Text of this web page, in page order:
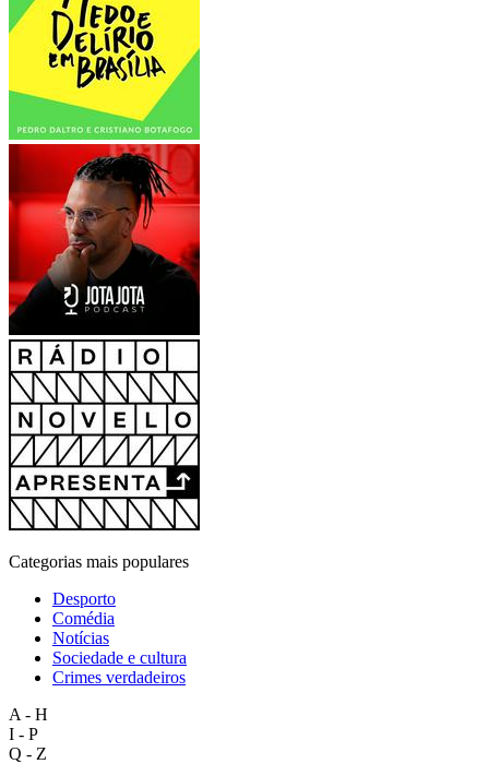
Categorias mais populares
Desporto
Comédia
Notícias
Sociedade e cultura
Crimes verdadeiros
A - H
I - P
Q - Z